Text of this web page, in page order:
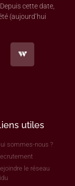
cette date,
(aujourd’hui
utiles
sommes-nous ?
le réseau